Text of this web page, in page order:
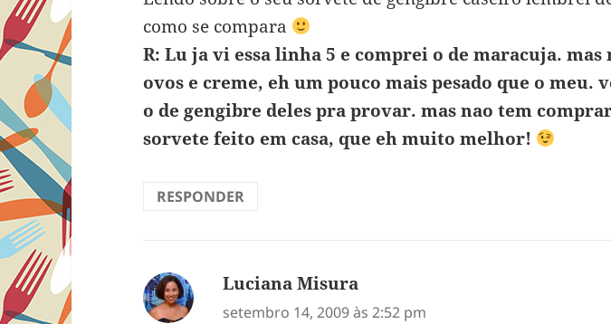
como se compara
R: Lu ja vi essa linha 5 e comprei o de maracuja. mas
ovos e creme, eh um pouco mais pesado que o meu.
o de gengibre deles pra provar. mas nao tem
sorvete feito em casa, que eh muito melhor!
RESPONDER
Luciana Misura
setembro 14, 2009 às 2:52 pm